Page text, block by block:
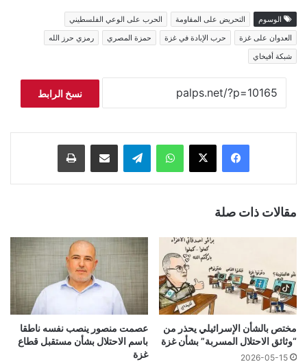
الوسوم التحريض على المقاومة
الحرب على الوعي الفلسطيني
العدوان على غزة
حرب الإبادة في غزة حمزة المصري
رمزي حرز الله
شبكة أفيخاي
نسخ الرابط
فيسبوك ‫X واتساب تيلقرام مشاركة عبر البريد طباعة
مقالات ذات صلة
مختص بالشأن الإسرائيلي يحذر من
“وثائق الاحتلال المسربة” بشأن غزة
2026-05-15
عصمت منصور ينصب نفسه ناطقا
باسم الاحتلال بشأن مستقبل قطاع
غزة